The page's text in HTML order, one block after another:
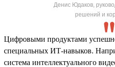
Денис Юдаков,
решений и
Цифровыми продуктами
специальных ИТ-навыков.
система интеллектуального